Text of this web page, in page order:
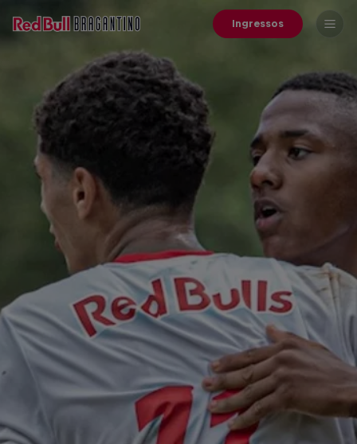
Ingressos